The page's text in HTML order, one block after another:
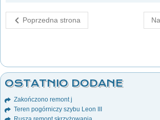
Poprzedna strona
OSTATNIO DODANE
Zakończono remont j
Teren pogórniczy szybu Leon III